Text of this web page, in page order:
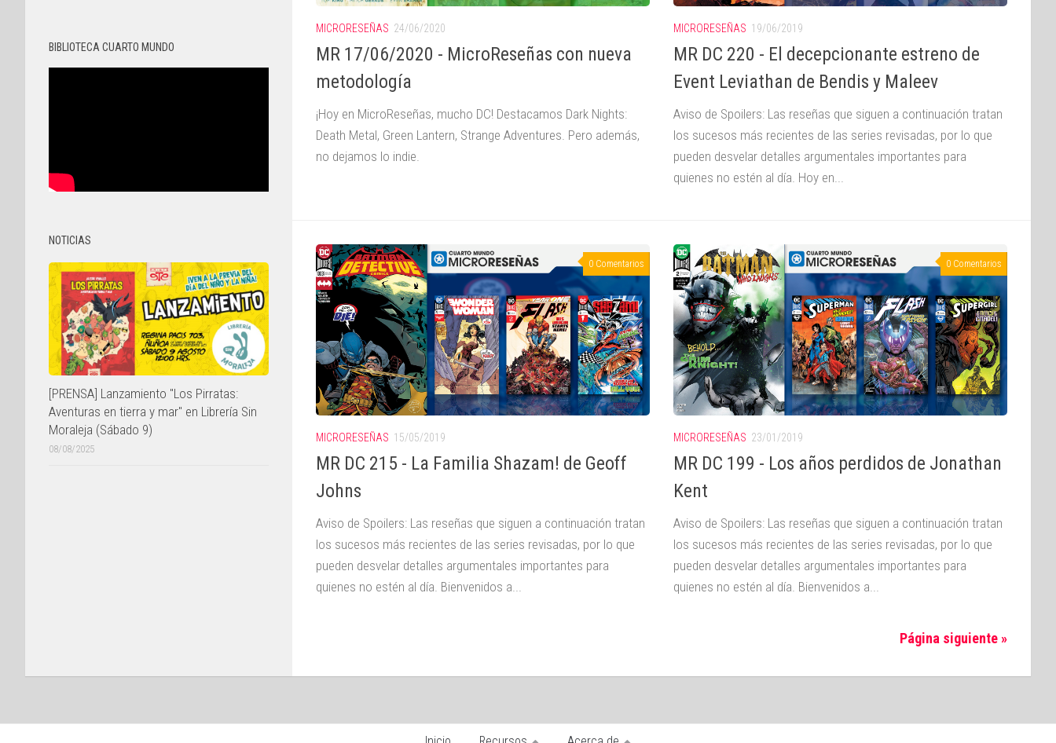
MICRORESEÑAS 24/06/2020
MR 17/06/2020 - MicroReseñas con nueva
metodología
¡Hoy en MicroReseñas, mucho DC! Destacamos Dark Nights:
Death Metal, Green Lantern, Strange Adventures. Pero además,
no dejamos lo indie.
MICRORESEÑAS 19/06/2019
MR DC 220 - El decepcionante estreno de
Event Leviathan de Bendis y Maleev
Aviso de Spoilers: Las reseñas que siguen a continuación tratan
los sucesos más recientes de las series revisadas, por lo que
pueden desvelar detalles argumentales importantes para
quienes no estén al día. Hoy en...
0 Comentarios
MICRORESEÑAS 15/05/2019
MR DC 215 - La Familia Shazam! de Geoff
Johns
Aviso de Spoilers: Las reseñas que siguen a continuación tratan
los sucesos más recientes de las series revisadas, por lo que
pueden desvelar detalles argumentales importantes para
quienes no estén al día. Bienvenidos a...
0 Comentarios
MICRORESEÑAS 23/01/2019
MR DC 199 - Los años perdidos de Jonathan
Kent
Aviso de Spoilers: Las reseñas que siguen a continuación tratan
los sucesos más recientes de las series revisadas, por lo que
pueden desvelar detalles argumentales importantes para
quienes no estén al día. Bienvenidos a...
Página siguiente »
BIBLIOTECA CUARTO MUNDO
NOTICIAS
[PRENSA] Lanzamiento "Los Pirratas:
Aventuras en tierra y mar" en Librería Sin
Moraleja (Sábado 9)
08/08/2025